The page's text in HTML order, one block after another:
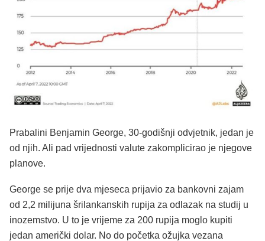
Prabalini Benjamin George, 30-godišnji odvjetnik, jedan je
od njih. Ali pad vrijednosti valute zakomplicirao je njegove
planove.
George se prije dva mjeseca prijavio za bankovni zajam
od 2,2 milijuna šrilankanskih rupija za odlazak na studij u
inozemstvo. U to je vrijeme za 200 rupija moglo kupiti
jedan američki dolar. No do početka ožujka vezana